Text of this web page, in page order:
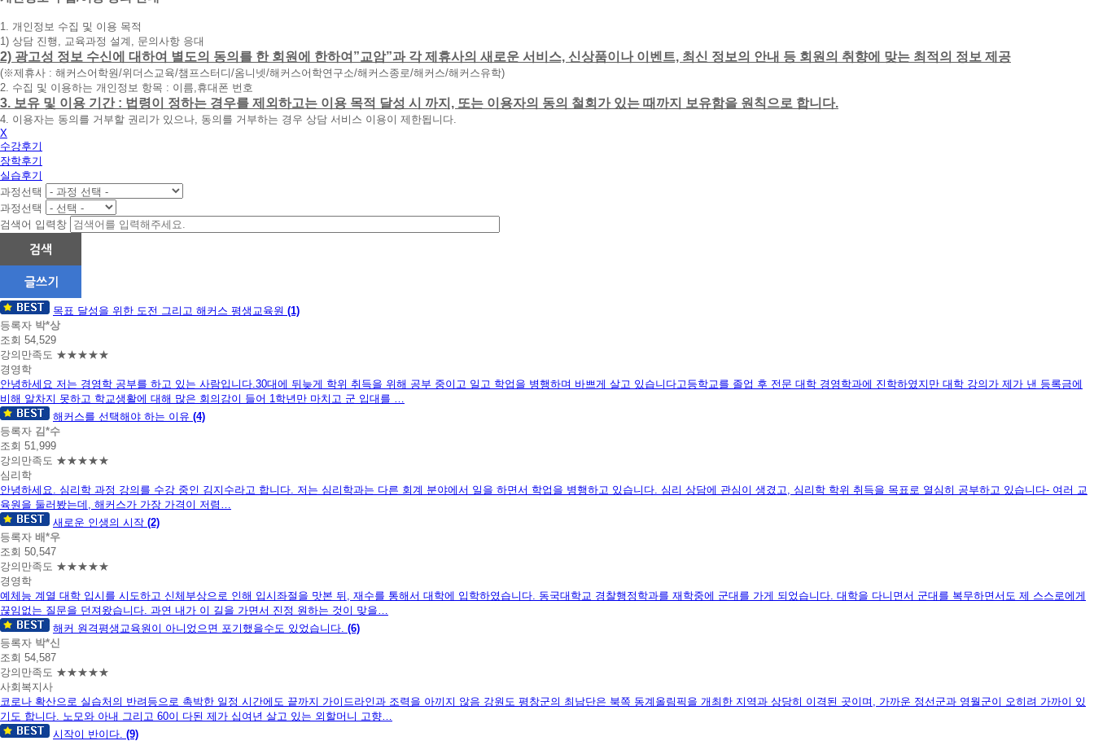
휴
대
폰
번
호
를
입
력
하
시
면
빠
른
시
간
에
드
리
겠
습
니
다.
1. 개인정보 수집 및 이용 목적
1) 상담 진행, 교육과정 설계, 문의사항 응대
2) 광고성 정보 수신에 대하여 별도의 동의를 한 회원에 한하여”교암”과 각 제휴사의 새로운 서비스, 신상품이나 이벤트, 최신 정보의 안내 등 회원의 취향에 맞는 최적의 정보 제공
(※제휴사 : 해커스어학원/위더스교육/챔프스터디/옴니넷/해커스어학연구소/해커스종로/해커스/해커스유학)
2. 수집 및 이용하는 개인정보 항목 : 이름,휴대폰 번호
3. 보유 및 이용 기간 : 법령이 정하는 경우를 제외하고는 이용 목적 달성 시 까지, 또는 이용자의 동의 철회가 있는 때까지 보유함을 원칙으로 합니다.
4. 이용자는 동의를 거부할 권리가 있으나, 동의를 거부하는 경우 상담 서비스 이용이 제한됩니다.
X
수강후기
장학후기
실습후기
과정선택
과정선택
검색어 입력창
수
강
후
기
목표 달성을 위한 도전 그리고 해커스 평생교육원 (1)
등록자 박*상
조회 54,529
강의만족도 ★★★★★
경영학
안녕하세요 저는 경영학 공부를 하고 있는 사람입니다.30대에 뒤늦게 학위 취득을 위해 공부 중이고 일고 학업을 병행하며 바쁘게 살고 있습니다고등학교를 졸업 후 전문 대학 경영학과에 진학하였지만 대학 강의가 제가 낸 등록금에
비해 알차지 못하고 학교생활에 대해 많은 회의감이 들어 1학년만 마치고 군 입대를 …
해커스를 선택해야 하는 이유 (4)
등록자 김*수
조회 51,999
강의만족도 ★★★★★
심리학
안녕하세요. 심리학 과정 강의를 수강 중인 김지수라고 합니다. 저는 심리학과는 다른 회계 분야에서 일을 하면서 학업을 병행하고 있습니다. 심리 상담에 관심이 생겼고, 심리학 학위 취득을 목표로 열심히 공부하고 있습니다- 여러 교
육원을 둘러봤는데, 해커스가 가장 가격이 저렴…
새로운 인생의 시작 (2)
등록자 배*우
조회 50,547
강의만족도 ★★★★★
경영학
예체능 계열 대학 입시를 시도하고 신체부상으로 인해 입시좌절을 맛본 뒤, 재수를 통해서 대학에 입학하였습니다. 동국대학교 경찰행정학과를 재학중에 군대를 가게 되었습니다. 대학을 다니면서 군대를 복무하면서도 제 스스로에게
끊임없는 질문을 던져왔습니다. 과연 내가 이 길을 가면서 진정 원하는 것이 맞을…
해커 원격평생교육원이 아니었으면 포기했을수도 있었습니다. (6)
등록자 박*신
조회 54,587
강의만족도 ★★★★★
사회복지사
코로나 확산으로 실습처의 반려등으로 촉박한 일정 시간에도 끝까지 가이드라인과 조력을 아끼지 않음 강원도 평창군의 최남단은 북쪽 동계올림픽을 개최한 지역과 상당히 이격된 곳이며, 가까운 정선군과 영월군이 오히려 가까이 있
기도 합니다. 노모와 아내 그리고 60이 다된 제가 십여년 살고 있는 외할머니 고향…
시작이 반이다. (9)